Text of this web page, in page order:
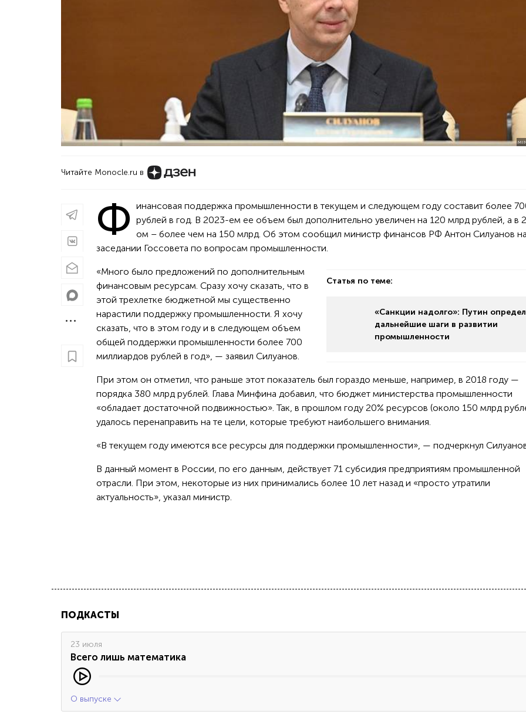
Читайте Monocle.ru в
Ф инансовая поддержка промышленности в текущем и следующем году составит более
рублей в год. В 2023-ем ее объем был дополнительно увеличен на 120 млрд рублей, а в
ом – более чем на 150 млрд. Об этом сообщил министр финансов РФ Антон Силуанов на
заседании Госсовета по вопросам промышленности.
Статья по теме:
«Санкции надолго»: Путин
дальнейшие шаги в развитии
промышленности
«Много было предложений по дополнительным
финансовым ресурсам. Сразу хочу сказать, что в
этой трехлетке бюджетной мы существенно
нарастили поддержку промышленности. Я хочу
сказать, что в этом году и в следующем объем
общей поддержки промышленности более 700
миллиардов рублей в год», — заявил Силуанов.
При этом он отметил, что раньше этот показатель был гораздо меньше, например, в 2018 году —
порядка 380 млрд рублей. Глава Минфина добавил, что бюджет министерства промышленности
«обладает достаточной подвижностью». Так, в прошлом году 20% ресурсов (около 150 млрд
удалось перенаправить на те цели, которые требуют наибольшего внимания.
«В текущем году имеются все ресурсы для поддержки промышленности», — подчеркнул
В данный момент в России, по его данным, действует 71 субсидия предприятиям промышленной
отрасли. При этом, некоторые из них принимались более 10 лет назад и «просто утратили
актуальность», указал министр.
ПОДКАСТЫ
23 июля
Всего лишь математика
О выпуске